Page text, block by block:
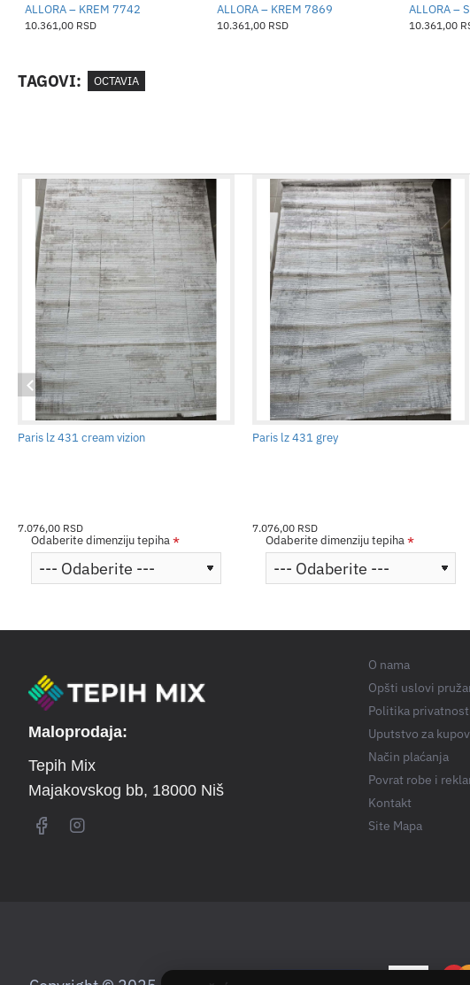
ALLORA – KREM 7742
10.361,00 RSD
ALLORA – KREM 7869
10.361,00 RSD
ALLORA –
10.361,00
TAGOVI: OCTAVIA
Paris lz 431 cream vizion
7.076,00 RSD
Odaberite dimenziju tepiha
Paris lz 431 grey
7.076,00 RSD
Odaberite dimenziju tepiha
Maloprodaja:
Tepih Mix
Majakovskog bb, 18000 Niš
O nama
Opšti uslovi
Politika
Uputstvo za
Način plaćanja
Povrat robe i
Kontakt
Site Mapa